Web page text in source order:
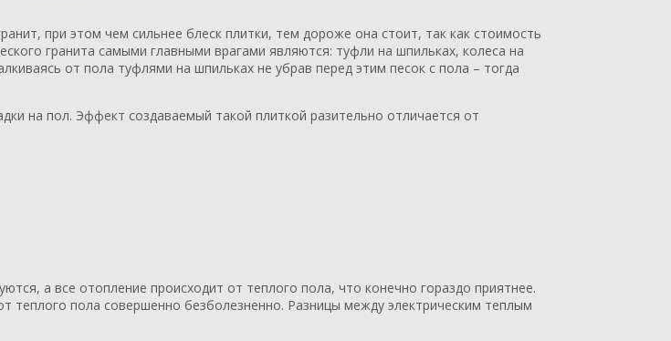
при этом чем сильнее блеск плитки, тем дороже она стоит, так как стоимость
гранита самыми главными врагами являются: туфли на шпильках, колеса на
от пола туфлями на шпильках не убрав перед этим песок с пола – тогда
на пол. Эффект создаваемый такой плиткой разительно отличается от
а все отопление происходит от теплого пола, что конечно гораздо приятнее.
теплого пола совершенно безболезненно. Разницы между электрическим теплым